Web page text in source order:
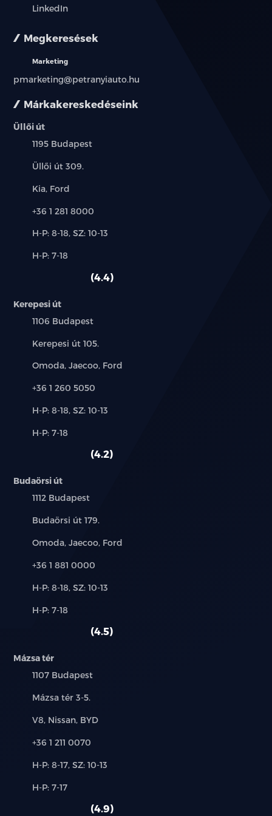
Márkakereskedéseink
Üllői út
Település:
1195 Budapest
Cím:
Üllői út 309.
Márkák:
Kia, Ford
Telefon:
+36 1 281 8000
Új-
használt
H-P: 8-18, SZ: 10-13
Alkatrész,
H-P: 7-18
4.4
Kerepesi út
Település:
1106 Budapest
Cím:
Kerepesi út 105.
Márkák:
Omoda, Jaecoo, Ford
Telefon:
+36 1 260 5050
Új-
használt
H-P: 8-18, SZ: 10-13
Alkatrész,
H-P: 7-18
4.2
Budaörsi út
Település:
1112 Budapest
Cím:
Budaörsi út 179.
Márkák:
Omoda, Jaecoo, Ford
Telefon:
+36 1 881 0000
Új-
használt
H-P: 8-18, SZ: 10-13
Alkatrész,
H-P: 7-18
4.5
Mázsa tér
Település:
1107 Budapest
Cím:
Mázsa tér 3-5.
Márkák:
V8, Nissan, BYD
Telefon:
+36 1 211 0070
Új-
használt
H-P: 8-17, SZ: 10-13
Alkatrész,
H-P: 7-17
4.9
LinkedIn
Megkeresések
Marketing
pmarketing@petranyiauto.hu